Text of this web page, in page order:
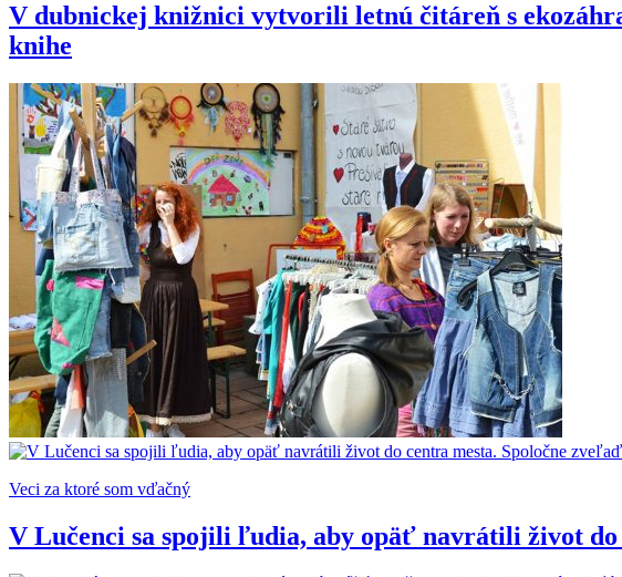
V dubnickej knižnici vytvorili letnú čitáreň s
knihe
Veci za ktoré som vďačný
V Lučenci sa spojili ľudia, aby opäť navrátili život